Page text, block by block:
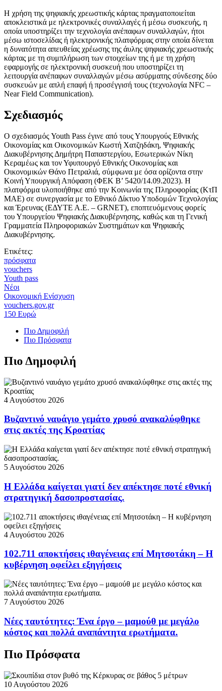
Η χρήση της ψηφιακής χρεωστικής κάρτας πραγματοποιείται
αποκλειστικά με ηλεκτρονικές συναλλαγές ή μέσω συσκευής, η
οποία υποστηρίζει την τεχνολογία ανέπαφων συναλλαγών, ήτοι
μέσω ιστοσελίδας ή ηλεκτρονικής πλατφόρμας στην οποία δίνεται
η δυνατότητα απευθείας χρέωσης της άυλης ψηφιακής χρεωστικής
κάρτας με τη συμπλήρωση των στοιχείων της ή με τη χρήση
εφαρμογής σε ηλεκτρονική συσκευή που υποστηρίζει τη
λειτουργία ανέπαφων συναλλαγών μέσω ασύρματης σύνδεσης δύο
συσκευών με απλή επαφή ή προσέγγισή τους (τεχνολογία NFC –
Near Field Communication).
Σχεδιασμός
Ο σχεδιασμός Youth Pass έγινε από τους Υπουργούς Εθνικής
Οικονομίας και Οικονομικών Κωστή Χατζηδάκη, Ψηφιακής
Διακυβέρνησης Δημήτρη Παπαστεργίου, Εσωτερικών Νίκη
Κεραμέως και τον Υφυπουργό Εθνικής Οικονομίας και
Οικονομικών Θάνο Πετραλιά, σύμφωνα με όσα ορίζοντα στην
Κοινή Υπουργική Απόφαση (ΦΕΚ Β’ 5420/14.09.2023). Η
πλατφόρμα υλοποιήθηκε από την Κοινωνία της Πληροφορίας (ΚτΠ
ΜΑΕ) σε συνεργασία με το Εθνικό Δίκτυο Υποδομών Τεχνολογίας
και Έρευνας (ΕΔΥΤΕ Α.Ε. – GRNET), εποπτευόμενους φορείς
του Υπουργείου Ψηφιακής Διακυβέρνησης, καθώς και τη Γενική
Γραμματεία Πληροφοριακών Συστημάτων και Ψηφιακής
Διακυβέρνησης.
Ετικέτες:
πρόσφατα
vouchers
Youth pass
Νέοι
Οικονομική Ενίσχυση
vouchers.gov.gr
150 Ευρώ
Πιο Δημοφιλή
Πιο Πρόσφατα
Πιο Δημοφιλή
4 Αυγούστου 2026
Βυζαντινό ναυάγιο γεμάτο χρυσό ανακαλύφθηκε
στις ακτές της Κροατίας
5 Αυγούστου 2026
Η Ελλάδα καίγεται γιατί δεν απέκτησε ποτέ εθνική
στρατηγική δασοπροστασίας.
4 Αυγούστου 2026
102.711 αποκτήσεις ιθαγένειας επί Μητσοτάκη – Η
κυβέρνηση οφείλει εξηγήσεις
7 Αυγούστου 2026
Νέες ταυτότητες: Ένα έργο – μαμούθ με μεγάλο
κόστος και πολλά αναπάντητα ερωτήματα.
Πιο Πρόσφατα
10 Αυγούστου 2026